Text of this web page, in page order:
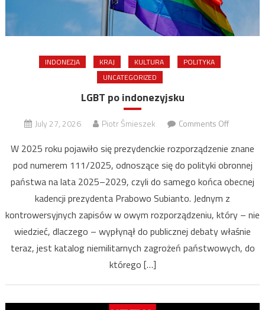
INDONEZJA KRAJ KULTURA
POLITYKA
UNCATEGORIZED
LGBT po indonezyjsku
July 27, 2026 Piotr Śmieszek Comments Offon
po
W 2025 roku pojawiło się prezydenckie rozporządzenie znane
pod numerem 111/2025, odnoszące się do polityki obronnej
państwa na lata 2025–2029, czyli do samego końca obecnej
kadencji prezydenta Prabowo Subianto. Jednym z
kontrowersyjnych zapisów w owym rozporządzeniu, który – nie
wiedzieć, dlaczego – wypłynął do publicznej debaty właśnie
teraz, jest katalog niemilitarnych zagrożeń państwowych, do
którego […]